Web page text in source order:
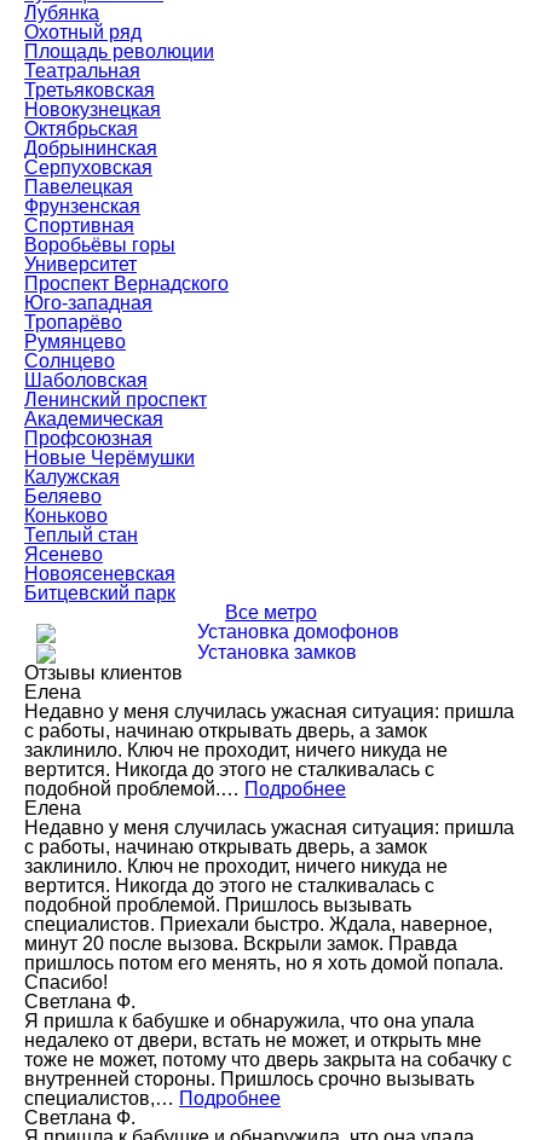
Лубянка
Охотный ряд
Площадь революции
Театральная
Третьяковская
Новокузнецкая
Октябрьская
Добрынинская
Серпуховская
Павелецкая
Фрунзенская
Спортивная
Воробьёвы горы
Университет
Проспект Вернадского
Юго-западная
Тропарёво
Румянцево
Солнцево
Шаболовская
Ленинский проспект
Академическая
Профсоюзная
Новые Черёмушки
Калужская
Беляево
Коньково
Теплый стан
Ясенево
Новоясеневская
Битцевский парк
Все метро
Установка домофонов
Установка замков
Отзывы клиентов
Елена
Недавно у меня случилась ужасная ситуация: пришла
с работы, начинаю открывать дверь, а замок
заклинило. Ключ не проходит, ничего никуда не
вертится. Никогда до этого не сталкивалась с
подобной проблемой.… Подробнее
Елена
Недавно у меня случилась ужасная ситуация: пришла
с работы, начинаю открывать дверь, а замок
заклинило. Ключ не проходит, ничего никуда не
вертится. Никогда до этого не сталкивалась с
подобной проблемой. Пришлось вызывать
специалистов. Приехали быстро. Ждала, наверное,
минут 20 после вызова. Вскрыли замок. Правда
пришлось потом его менять, но я хоть домой попала.
Спасибо!
Светлана Ф.
Я пришла к бабушке и обнаружила, что она упала
недалеко от двери, встать не может, и открыть мне
тоже не может, потому что дверь закрыта на собачку с
внутренней стороны. Пришлось срочно вызывать
специалистов,… Подробнее
Светлана Ф.